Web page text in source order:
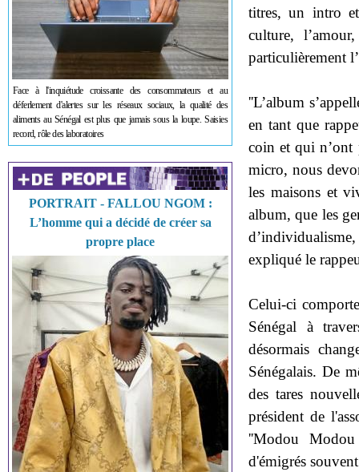
Face à l'inquiétude croissante des consommateurs et au
déferlement d'alertes sur les réseaux sociaux, la qualité des
aliments au Sénégal est plus que jamais sous la loupe. Saisies
record, rôle des laboratoires
PORTRAIT - FALLOU NGOM :
L’homme qui a décidé de créer sa
propre place
titres, un intro
culture,
particulièrement
''L’album
en tant que
coin et qui n’ont
micro, nous
les maisons et
album, que les
expliqué le
Celui-ci
Sénégal à
désormais
Sénégalais. De
des tares
président de
''Modou
d'émigrés